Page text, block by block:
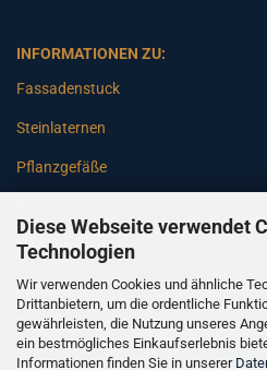
Diese Webseite verwendet
Technologien
Wir verwenden Cookies und ähnliche
Drittanbietern, um die ordentliche
gewährleisten, die Nutzung unseres
ein bestmögliches Einkaufserlebnis
Informationen finden Sie in unserer
INFORMATIONEN ZU:
Fassadenstuck
Steinlaternen
Pflanzgefäße
Gartenbänke
Pfeiler
Gartenbrunnen
Gartenfiguren